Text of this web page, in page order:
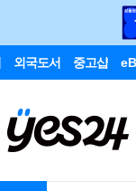
외국도서 중고샵